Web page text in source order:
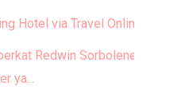
Hotel via Travel Online
Redwin Sorbolene
ya...